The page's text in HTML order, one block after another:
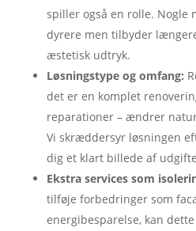
spiller også en rolle. Nogle
dyrere men tilbyder
æstetisk udtryk.
Løsningstype og omfang:
det er en komplet
reparationer – ændrer
Vi skræddersyr løsningen
dig et klart billede af
Ekstra services som
tilføje forbedringer som
energibesparelse, kan